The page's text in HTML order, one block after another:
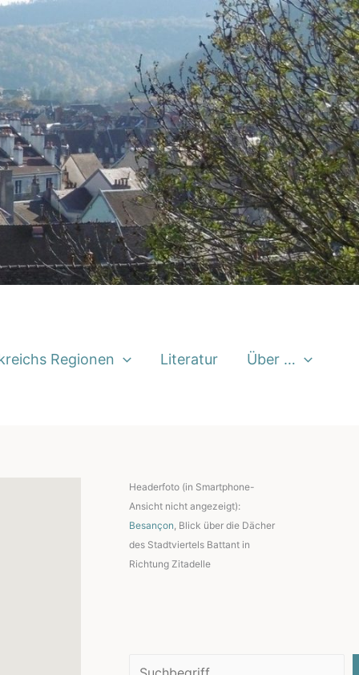
Regionen Literatur Über …
Headerfoto (in Smartphone-
Ansicht nicht angezeigt):
Besançon, Blick über die Dächer
des Stadtviertels Battant in
Richtung Zitadelle
Suchen